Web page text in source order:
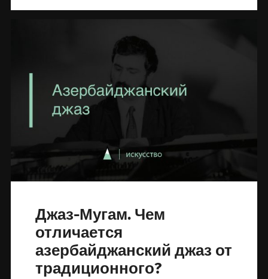
Джаз-Мугам. Чем
отличается
азербайджанский джаз от
традиционного?